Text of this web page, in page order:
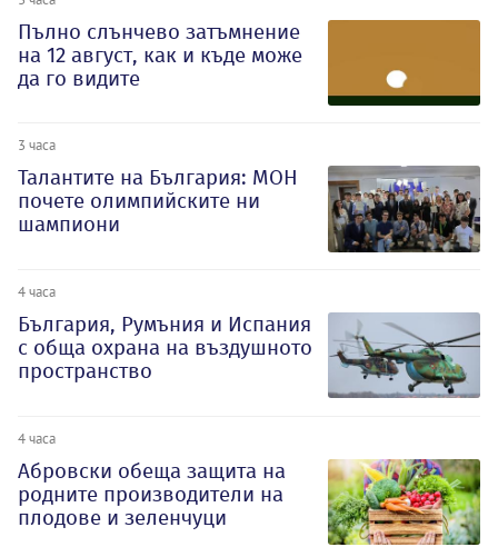
Пълно слънчево затъмнение
на 12 август, как и къде може
да го видите
3 часа
Талантите на България: МОН
почете олимпийските ни
шампиони
4 часа
България, Румъния и Испания
с обща охрана на въздушното
пространство
4 часа
Абровски обеща защита на
родните производители на
плодове и зеленчуци